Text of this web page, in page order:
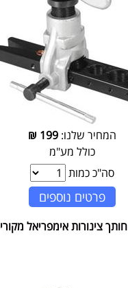
המחיר שלנו:199
₪
כולל מע"מ
סה"כ כמות
פרטים נוספים
חותך צינורות אימפריאל מקורי